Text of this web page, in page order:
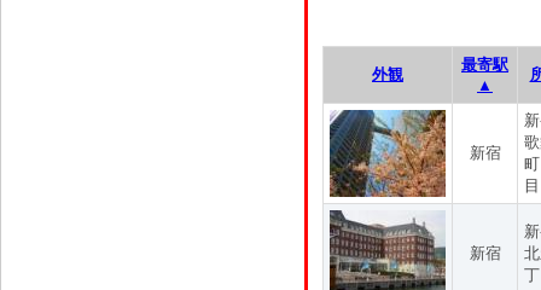
外観
最寄駅
▲
新宿
目
新宿